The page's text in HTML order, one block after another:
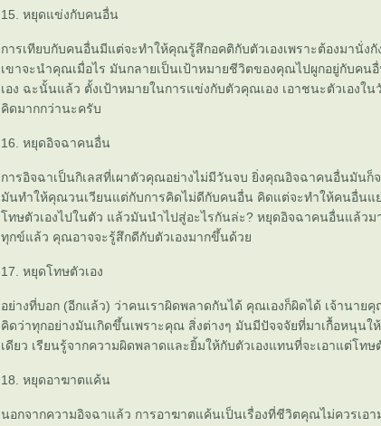
15. หยุดแข่งกับคนอื่น
การเทียบกับคนอื่นมีแต่จะทำให้คุณรู้สึกอคติกับตัวเองเพราะต้องมานั่ง
เขาจะนำคุณเมื่อไร มันกลายเป็นเป้าหมายชีวิตของคุณไปผูกอยู่กับค
เอง ฉะนั้นแล้ว ตั้งเป้าหมายในการแข่งกับตัวคุณเอง เอาชนะตัวเองใ
คิดมากกว่านะครับ
16. หยุดอิจฉาคนอื่น
การอิจฉาเป็นกิเลสที่เผาตัวคุณอย่างไม่มีวันจบ ยิ่งคุณอิจฉาคนอื่นมัน
มันทำให้คุณวนเวียนแต่กับการคิดไม่ดีกับคนอื่น คิดแต่จะทำให้คนอื่น
ทษตัวเองไปในตัว แล้วมันนำไปสู่อะไรกันล่ะ? หยุดอิจฉาคนอื่นแล้วม
ทุกข์แล้ว คุณอาจจะรู้สึกดีกับตัวเองมากขึ้นด้ว
17. หยุดโทษตัวเอง
อย่างที่บอก (อีกแล้ว) ว่าคนเราผิดพลาดกันได้ คุณเองก็ผิดได้ เจ้านาย
คิดว่าทุกอย่างมันเกิดขึ้นเพราะคุณ สิ่งต่างๆ มันมีปัจจจัยที่มาเกื้อหนุนใ
เดียว เรียนรู้จากความผิดพลาดและยิ้มให้กับตัวเองแทนที่จะเอาแต่โทษตั
18. หยุดอาฆาตแค้น
นอกจากความอิจฉาแล้ว การอาฆาตแค้นเป็นเรื่องที่ชีวิตคุณไม่ควรเอ